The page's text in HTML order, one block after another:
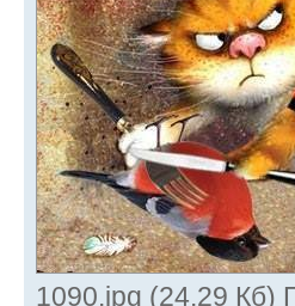
1090.jpg (24.29 Кб)